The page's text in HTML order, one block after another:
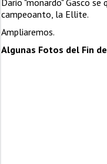
Dario "monardo" Gasco
campeoanto, la Ellite.
Ampliaremos.
Algunas Fotos del Fin